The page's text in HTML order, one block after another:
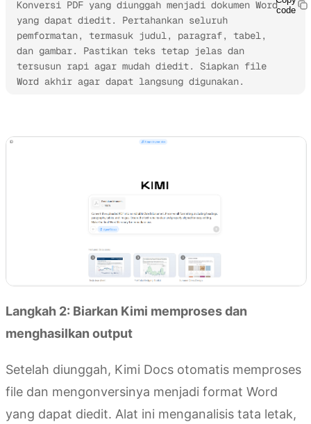
Konversi PDF yang diunggah menjadi dokumen Word
yang dapat diedit. Pertahankan seluruh
pemformatan, termasuk judul, paragraf, tabel,
dan gambar. Pastikan teks tetap jelas dan
tersusun rapi agar mudah diedit. Siapkan file
Word akhir agar dapat langsung digunakan.
code
Langkah 2: Biarkan Kimi memproses dan
menghasilkan output
Setelah diunggah, Kimi Docs otomatis memproses
file dan mengonversinya menjadi format Word
yang dapat diedit. Alat ini menganalisis tata letak,